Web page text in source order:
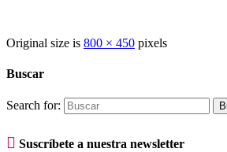
Original size is 800 × 450 pixels
Buscar
Search for:
 Suscríbete a nuestra newsletter